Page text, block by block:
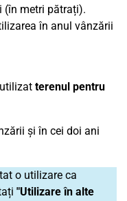
(în metri pătrați).
în anul vânzării
terenul pentru
și în cei doi ani
o utilizare ca
"Utilizare în alte